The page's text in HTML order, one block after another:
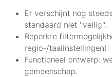
Er verschijnt nog
standaard niet "veilig".
Beperkte
regio-/taalinstellingen)
Functioneel ontwerp:
gemeenschap.